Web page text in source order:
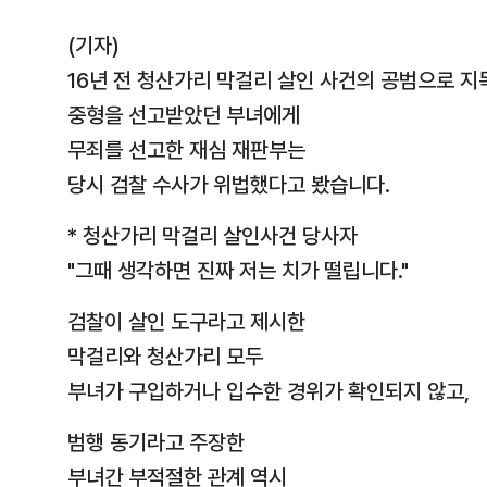
(기자)
16년 전 청산가리 막걸리 살인 사건의 공범으로
중형을 선고받았던 부녀에게
무죄를 선고한 재심 재판부는
당시 검찰 수사가 위법했다고 봤습니다.
* 청산가리 막걸리 살인사건 당사자
"그때 생각하면 진짜 저는 치가 떨립니다."
검찰이 살인 도구라고 제시한
막걸리와 청산가리 모두
부녀가 구입하거나 입수한 경위가 확인되지 않고,
범행 동기라고 주장한
부녀간 부적절한 관계 역시